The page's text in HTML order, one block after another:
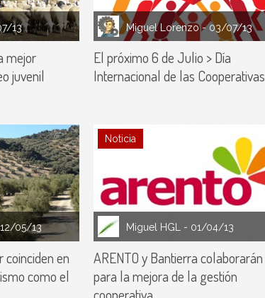
13
mejor
juvenil
Miguel Lorenzo - 03/07/13
El próximo 6 de Julio > Día
Internacional de las Cooperativas
05/13
coinciden en
como el
Miguel HGL - 01/04/13
Noticia
ARENTO y Bantierra colaborarán
para la mejora de la gestión